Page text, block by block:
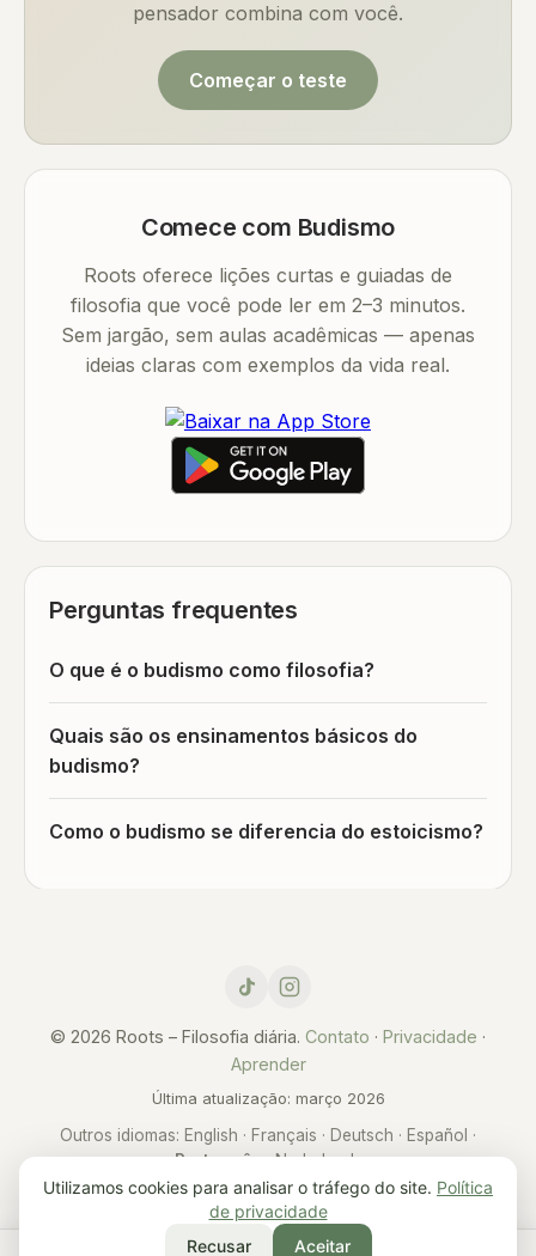
pensador combina com você.
Começar o teste
Comece com Budismo
Roots oferece lições curtas e guiadas de
filosofia que você pode ler em 2–3 minutos.
Sem jargão, sem aulas acadêmicas — apenas
ideias claras com exemplos da vida real.
Perguntas frequentes
O que é o budismo como filosofia?
Quais são os ensinamentos básicos do
budismo?
Como o budismo se diferencia do estoicismo?
© 2026 Roots – Filosofia diária. Contato · Privacidade ·
Aprender
Última atualização: março 2026
Outros idiomas: English · Français · Deutsch · Español ·
Português·Nederlands
Utilizamos cookies para analisar o tráfego do site. Política
de privacidade
Recusar
Aceitar